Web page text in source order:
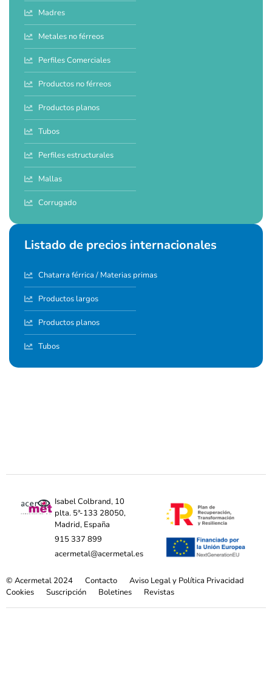
Madres
Metales no férreos
Perfiles Comerciales
Productos no férreos
Productos planos
Tubos
Perfiles estructurales
Mallas
Corrugado
Listado de precios internacionales
Chatarra férrica / Materias primas
Productos largos
Productos planos
Tubos
Isabel Colbrand, 10
plta. 5ª-133 28050,
Madrid, España
915 337 899
acermetal@acermetal.es
© Acermetal 2024 Contacto
Aviso Legal y Política Privacidad
Cookies
Suscripción Boletines Revistas